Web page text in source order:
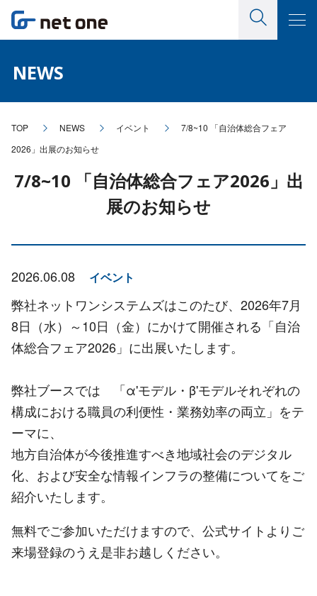
NEWS
TOP NEWS イベント
7/8~10 「自治体総合フェア
2026」出展のお知らせ
7/8~10 「自治体総合フェア2026」出
展のお知らせ
2026.06.08 イベント
弊社ネットワンシステムズはこのたび、2026年7月
8日（水）～10日（金）にかけて開催される「自治
体総合フェア2026」に出展いたします。
弊社ブースでは 「α'モデル・β'モデルそれぞれの
構成における職員の利便性・業務効率の両立」をテ
ーマに、
地方自治体が今後推進すべき地域社会のデジタル
化、および安全な情報インフラの整備についてをご
紹介いたします。
無料でご参加いただけますので、公式サイトよりご
来場登録のうえ是非お越しください。